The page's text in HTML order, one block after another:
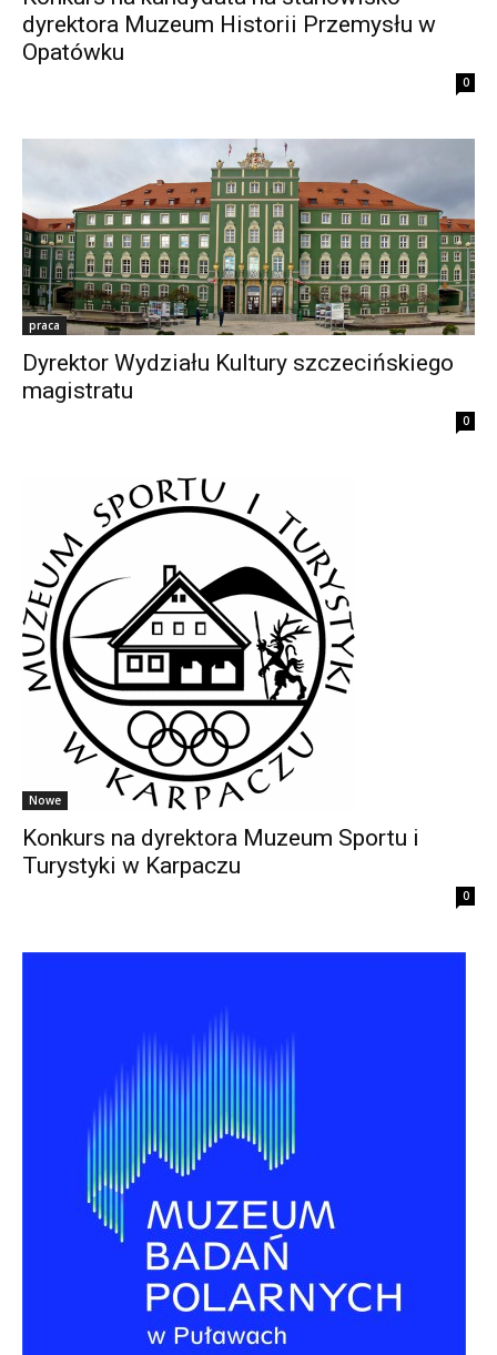
dyrektora Muzeum Historii Przemysłu w
Opatówku
0
praca
Dyrektor Wydziału Kultury szczecińskiego
magistratu
0
Nowe
Konkurs na dyrektora Muzeum Sportu i
Turystyki w Karpaczu
0